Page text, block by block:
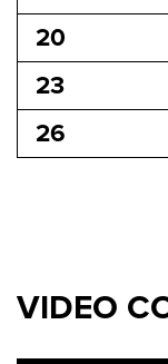
20
23
26
VIDEO